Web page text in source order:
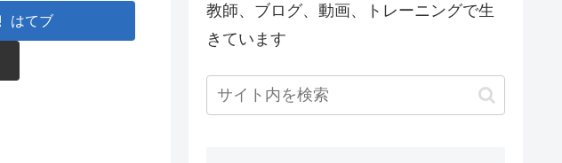
はてブ
教師、ブログ、動画、トレーニングで生
きています